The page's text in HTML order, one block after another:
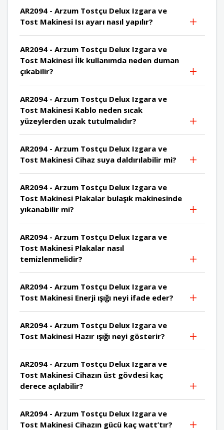
AR2094 - Arzum Tostçu Delux Izgara ve
Tost Makinesi Isı ayarı nasıl yapılır?
AR2094 - Arzum Tostçu Delux Izgara ve
Tost Makinesi İlk kullanımda neden duman
çıkabilir?
AR2094 - Arzum Tostçu Delux Izgara ve
Tost Makinesi Kablo neden sıcak
yüzeylerden uzak tutulmalıdır?
AR2094 - Arzum Tostçu Delux Izgara ve
Tost Makinesi Cihaz suya daldırılabilir mi?
AR2094 - Arzum Tostçu Delux Izgara ve
Tost Makinesi Plakalar bulaşık makinesinde
yıkanabilir mi?
AR2094 - Arzum Tostçu Delux Izgara ve
Tost Makinesi Plakalar nasıl
temizlenmelidir?
AR2094 - Arzum Tostçu Delux Izgara ve
Tost Makinesi Enerji ışığı neyi ifade eder?
AR2094 - Arzum Tostçu Delux Izgara ve
Tost Makinesi Hazır ışığı neyi gösterir?
AR2094 - Arzum Tostçu Delux Izgara ve
Tost Makinesi Cihazın üst gövdesi kaç
derece açılabilir?
AR2094 - Arzum Tostçu Delux Izgara ve
Tost Makinesi Cihazın gücü kaç watt’tır?